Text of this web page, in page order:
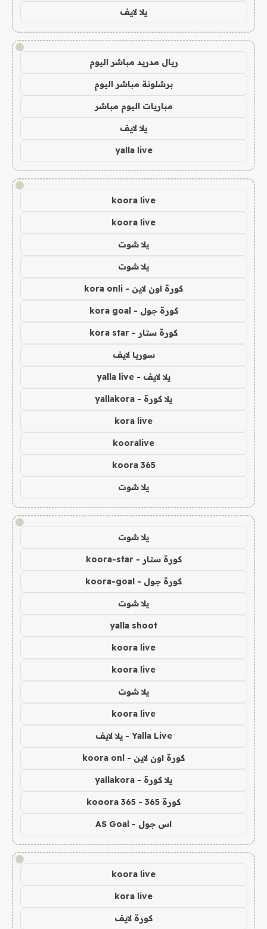
يلا لايف
!
ريال مدريد مباشر اليوم
برشلونة مباشر اليوم
مباريات اليوم مباشر
يلا لايف
yalla live
!
koora live
koora live
يلا شوت
يلا شوت
كورة اون لاين - kora onli
كورة جول - kora goal
كورة ستار - kora star
سوريا لايف
يلا لايف - yalla live
يلا كورة - yallakora
kora live
kooralive
koora 365
يلا شوت
!
يلا شوت
كورة ستار - koora-star
كورة جول - koora-goal
يلا شوت
yalla shoot
koora live
koora live
يلا شوت
koora live
Yalla Live - يلا لايف
كورة اون لاين - koora onl
يلا كورة - yallakora
كورة 365 - kooora 365
اس جول - AS Goal
!
koora live
kora live
كورة لايف